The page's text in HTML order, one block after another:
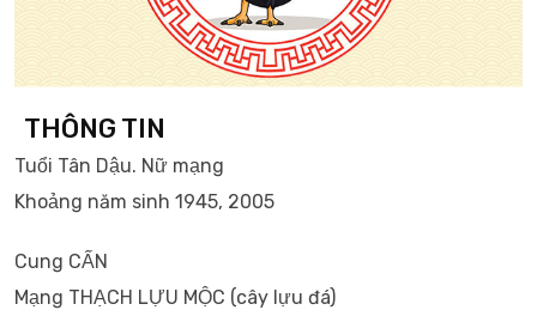
THÔNG TIN
Tuổi Tân Dậu. Nữ mạng
Khoảng năm sinh 1945, 2005
Cung CẤN
Mạng THẠCH LỰU MỘC (cây lựu đá)